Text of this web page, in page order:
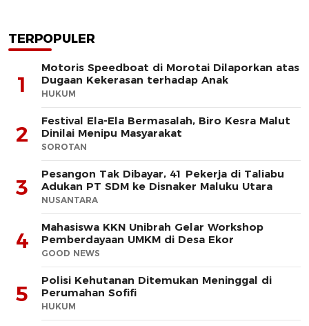
TERPOPULER
1
Motoris Speedboat di Morotai Dilaporkan atas
Dugaan Kekerasan terhadap Anak
HUKUM
2
Festival Ela-Ela Bermasalah, Biro Kesra Malut
Dinilai Menipu Masyarakat
SOROTAN
3
Pesangon Tak Dibayar, 41 Pekerja di Taliabu
Adukan PT SDM ke Disnaker Maluku Utara
NUSANTARA
4
Mahasiswa KKN Unibrah Gelar Workshop
Pemberdayaan UMKM di Desa Ekor
GOOD NEWS
5
Polisi Kehutanan Ditemukan Meninggal di
Perumahan Sofifi
HUKUM